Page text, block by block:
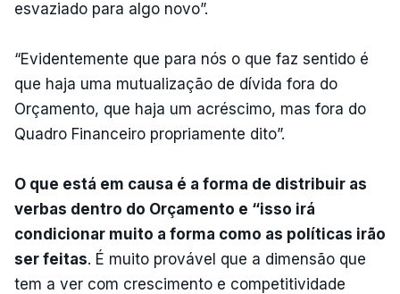
esvaziado para algo novo”.
“Evidentemente que para nós o que faz sentido é
que haja uma mutualização de dívida fora do
Orçamento, que haja um acréscimo, mas fora do
Quadro Financeiro propriamente dito”.
O que está em causa é a forma de distribuir as
verbas dentro do Orçamento e “isso irá
condicionar muito a forma como as políticas irão
ser feitas. É muito provável que a dimensão que
tem a ver com crescimento e competitividade